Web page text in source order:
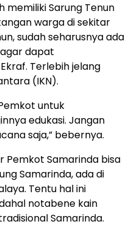
memiliki Sarung Tenun
warga di sekitar
sudah seharusnya ada
dapat
Terlebih jelang
(IKN).
untuk
edukasi. Jangan
saja,” bebernya.
Pemkot Samarinda bisa
Samarinda, ada di
Tentu hal ini
notabene kain
Samarinda.